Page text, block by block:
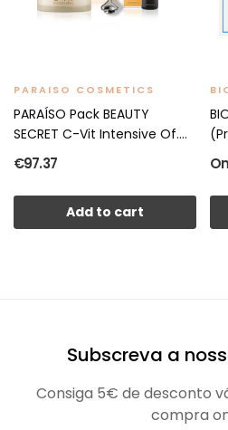
PARAISO COSMETICS
PARAÍSO Pack BEAUTY
SECRET C-Vit Intensive Of....
€97.37
Add to cart
Subscreva a
Consiga 5€ de desconto
compra